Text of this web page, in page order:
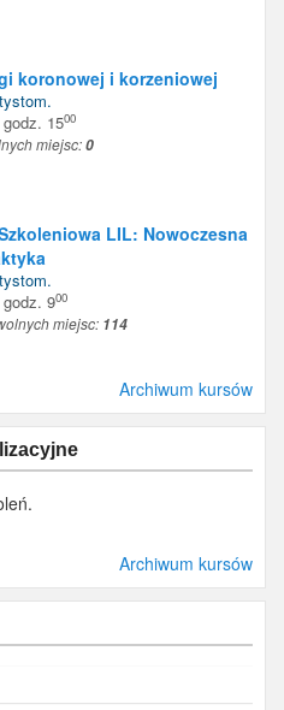
koronowej i korzeniowej
.
1500
miejsc:0
LIL: Nowoczesna
.
900
miejsc: 114
Archiwum kursów
Archiwum kursów